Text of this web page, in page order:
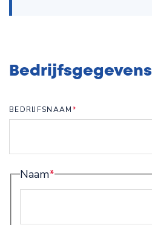
Bedrijfsgegevens
BEDRIJFSNAAM*
Naam*